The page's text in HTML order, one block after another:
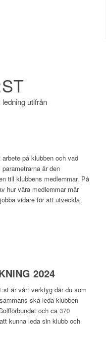
utifrån
på klubben och vad
är den
till klubbens medlemmar. På
hur våra medlemmar mår
vidare för att utveckla
2024
är vårt verktyg där du som
ska leda klubben
och ca 370
kunna leda sin klubb och